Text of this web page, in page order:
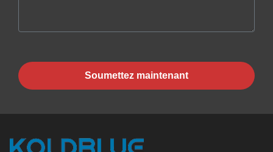
Soumettez maintenant